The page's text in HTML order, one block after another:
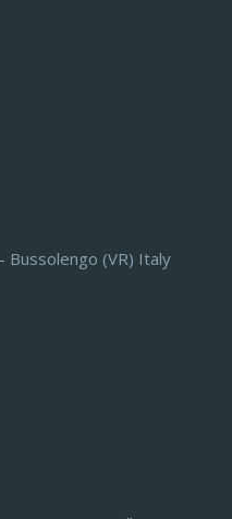
Bussolengo (VR) Italy